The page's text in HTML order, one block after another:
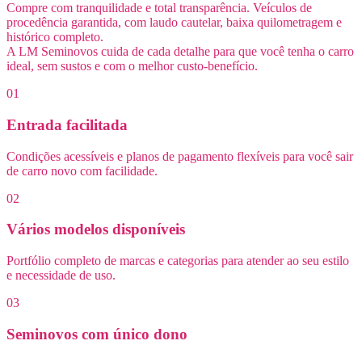
Compre com tranquilidade e total transparência. Veículos de
procedência garantida, com laudo cautelar, baixa quilometragem e
histórico completo.
A LM Seminovos cuida de cada detalhe para que você tenha o carro
ideal, sem sustos e com o melhor custo-benefício.
01
Entrada facilitada
Condições acessíveis e planos de pagamento flexíveis para você sair
de carro novo com facilidade.
02
Vários modelos disponíveis
Portfólio completo de marcas e categorias para atender ao seu estilo
e necessidade de uso.
03
Seminovos com único dono